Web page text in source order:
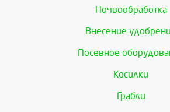
Почвообработка
Внесение
Посевное
Косилки
Грабли